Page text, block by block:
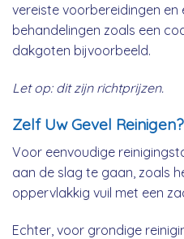
vereiste voorbereidingen en
behandelingen zoals een
dakgoten bijvoorbeeld.
Let op: dit zijn richtprijzen.
Zelf Uw Gevel Reinigen?
Voor eenvoudige
aan de slag te gaan, zoals
oppervlakkig vuil met een
Echter, voor grondige